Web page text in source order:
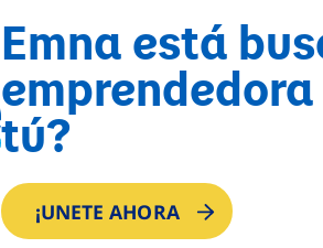
Emna está
tú?
¡UNETE AHORA